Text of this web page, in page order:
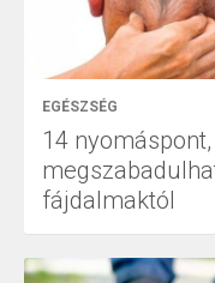
EGÉSZSÉG
14
fájdalmaktól